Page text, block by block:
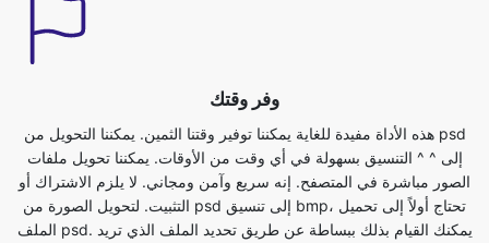
هذه الأداة مفيدة للغاية يمكننا توفير وقتنا الثمين. يمكننا التحويل من psd
إلى ^ ^ التنسيق بسهولة في أي وقت من الأوقات. يمكننا تحويل ملفات
الصور مباشرة في المتصفح. إنه سريع وآمن ومجاني. لا يلزم الاشتراك أو
الملف psd. يمكنك القيام بذلك ببساطة عن طريق تحديد الملف الذي تريد
تحويله إلى تنسيق مختلف، من جهازك وسيتم تحويلك إلى ملف صورة
بتنسيق ^ ^ على الفور.